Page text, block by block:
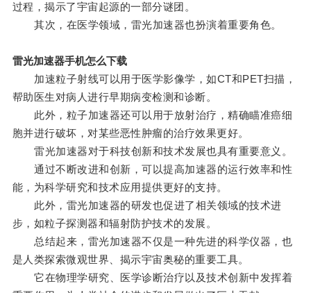
过程，揭示了宇宙起源的一部分谜团。
其次，在医学领域，雷光加速器也扮演着重要角色。
雷光加速器手机怎么下载
加速粒子射线可以用于医学影像学，如CT和PET扫描，
帮助医生对病人进行早期病变检测和诊断。
此外，粒子加速器还可以用于放射治疗，精确瞄准癌细
胞并进行破坏，对某些恶性肿瘤的治疗效果更好。
雷光加速器对于科技创新和技术发展也具有重要意义。
通过不断改进和创新，可以提高加速器的运行效率和性
能，为科学研究和技术应用提供更好的支持。
此外，雷光加速器的研发也促进了相关领域的技术进
步，如粒子探测器和辐射防护技术的发展。
总结起来，雷光加速器不仅是一种先进的科学仪器，也
是人类探索微观世界、揭示宇宙奥秘的重要工具。
它在物理学研究、医学诊断治疗以及技术创新中发挥着